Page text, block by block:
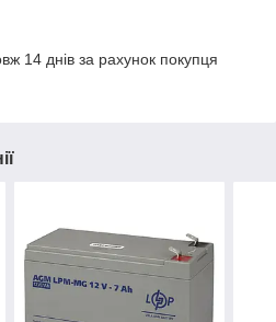
14 днів за рахунок покупця